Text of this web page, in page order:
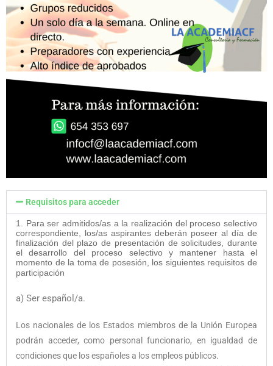
Requisitos para acceder
1. Para ser admitidos/as a la realización del proceso selectivo
correspondiente, los/as aspirantes deberán poseer al día de
finalización del plazo de presentación de solicitudes, durante
el desarrollo del proceso selectivo y mantener hasta el
momento de la toma de posesión, los siguientes requisitos de
participación
a) Ser español/a.
Los nacionales de los Estados miembros de la Unión Europea
podrán acceder, como personal funcionario, en igualdad de
condiciones que los españoles a los empleos públicos.